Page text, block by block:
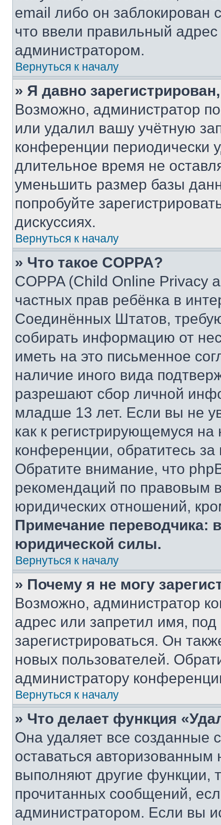
email либо он
что ввели правильный адрес
администратором.
Вернуться к началу
» Я давно
Возможно, администратор
или удалил вашу учётную
конференции периодически
длительное время не
уменьшить размер базы
попробуйте
дискуссиях.
Вернуться к началу
» Что такое COPPA?
COPPA (Child Online Privacy
частных прав ребёнка в
Соединённых Штатов,
собирать информацию от
иметь на это письменное
наличие иного вида
разрешают сбор личной
младше 13 лет. Если вы не
как к регистрирующемуся
конференции, обратитесь
Обратите внимание, что
рекомендаций по правовым
юридических отношений,
Примечание переводчика:
юридической силы.
Вернуться к началу
» Почему я не могу
Возможно, администратор
адрес или запретил имя,
зарегистрироваться. Он
новых пользователей.
администратору
Вернуться к началу
» Что делает функция
Она удаляет все созданные
оставаться
выполняют другие функции,
прочитанных сообщений,
администратором. Если вы